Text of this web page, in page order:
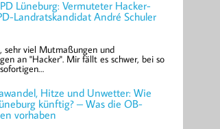
Lüneburg: Vermuteter Hacker-
Landratskandidat André Schuler
sehr viel Mutmaßungen und
an "Hacker". Mir fällt es schwer, bei so
Hitze und Unwetter: Wie
künftig? – Was die OB-
vorhaben